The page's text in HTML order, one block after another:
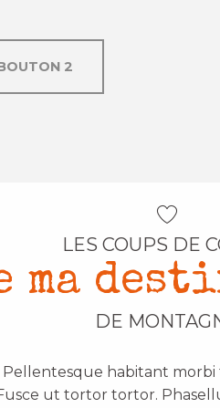
2
LES COUPS DE
ma
DE
habitant
ut tortor tortor.